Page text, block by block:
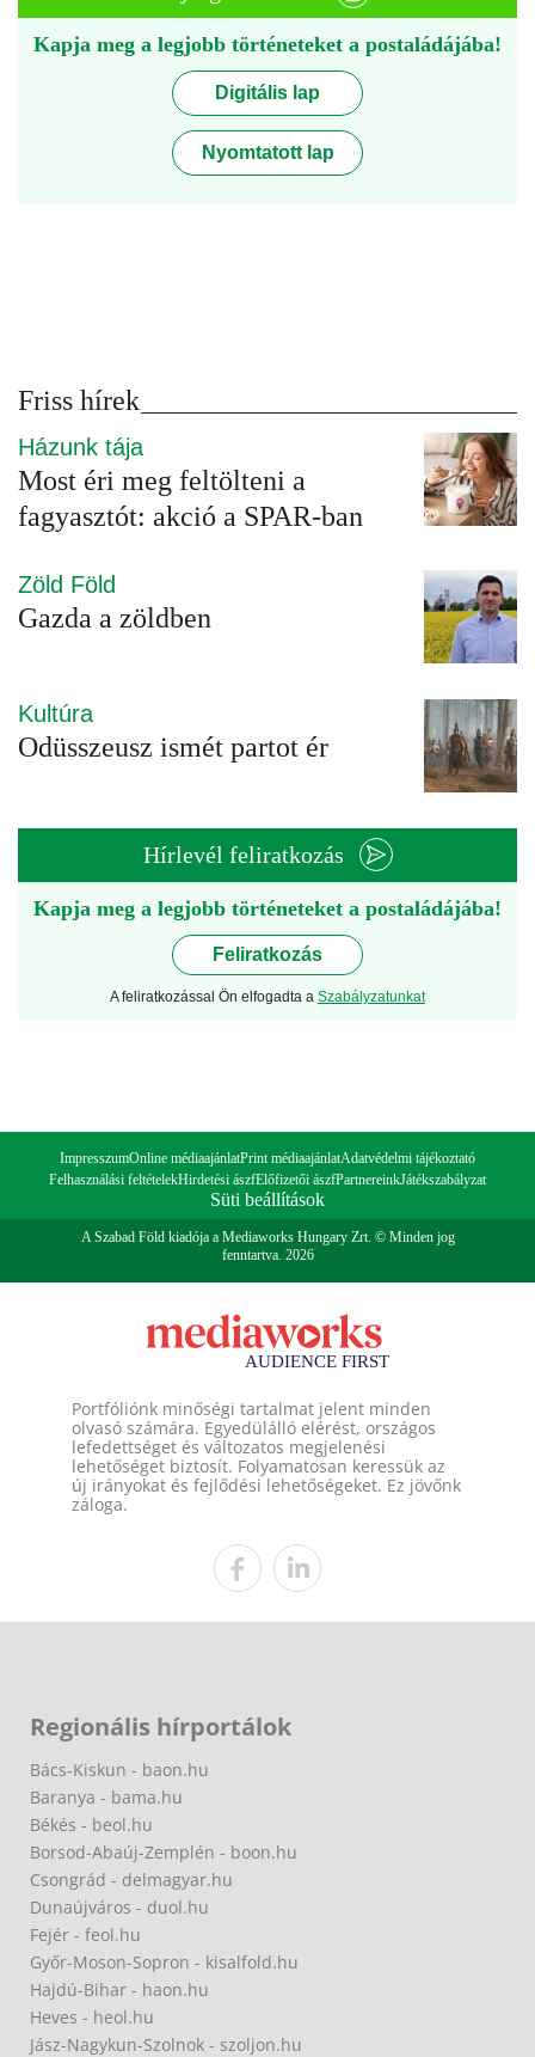
Kapja meg a legjobb történeteket a postaládájába!
Digitális lap
Nyomtatott lap
Friss hírek
Házunk tája
Most éri meg feltölteni a
fagyasztót: akció a SPAR-ban
Zöld Föld
Gazda a zöldben
Kultúra
Odüsszeusz ismét partot ér
Hírlevél feliratkozás
Kapja meg a legjobb történeteket a postaládájába!
Feliratkozás
A feliratkozással Ön elfogadta a Szabályzatunkat
ImpresszumOnline médiaajánlatPrint médiaajánlatAdatvédelmi tájékoztató
Felhasználási feltételekHirdetési ászfElőfizetői ászfPartnereinkJátékszabályzat
Süti beállítások
A Szabad Föld kiadója a Mediaworks Hungary Zrt. © Minden jog
fenntartva. 2026
Portfóliónk minőségi tartalmat jelent minden
olvasó számára. Egyedülálló elérést, országos
lefedettséget és változatos megjelenési
lehetőséget biztosít. Folyamatosan keressük az
új irányokat és fejlődési lehetőségeket. Ez jövőnk
záloga.
Regionális hírportálok
Bács-Kiskun - baon.hu
Baranya - bama.hu
Békés - beol.hu
Borsod-Abaúj-Zemplén - boon.hu
Csongrád - delmagyar.hu
Dunaújváros - duol.hu
Fejér - feol.hu
Győr-Moson-Sopron - kisalfold.hu
Hajdú-Bihar - haon.hu
Heves - heol.hu
Jász-Nagykun-Szolnok - szoljon.hu